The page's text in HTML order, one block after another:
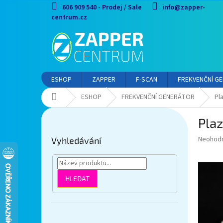
606 909 540 - Prodej / Sale
info@zapper-
centrum.cz
ESHOP ZAPPER F-SCAN FREKVENČNÍ
Domů ESHOP FREKVENČNÍ GENERÁTOR
P
Vyhledávání
HLEDAT